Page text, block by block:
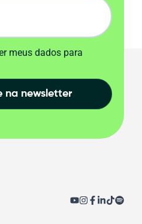
meus dados para
na newsletter